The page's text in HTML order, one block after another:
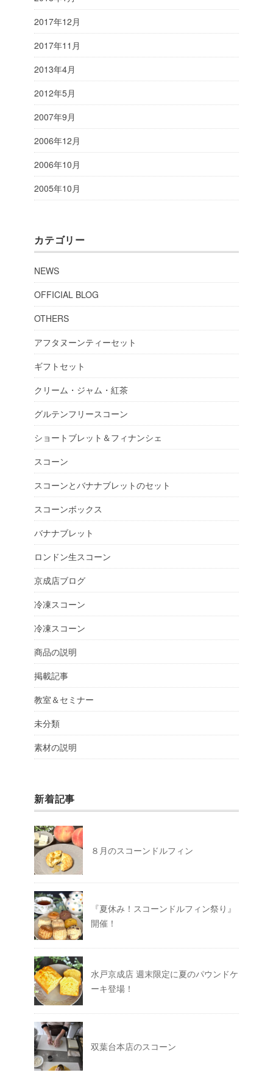
2017年12月
2017年11月
2013年4月
2012年5月
2007年9月
2006年12月
2006年10月
2005年10月
カテゴリー
NEWS
OFFICIAL BLOG
OTHERS
アフタヌーンティーセット
ギフトセット
クリーム・ジャム・紅茶
グルテンフリースコーン
ショートブレット＆フィナンシェ
スコーン
スコーンとバナナブレットのセット
スコーンボックス
バナナブレット
ロンドン生スコーン
京成店ブログ
冷凍スコーン
冷凍スコーン
商品の説明
掲載記事
教室＆セミナー
未分類
素材の説明
新着記事
８月のスコーンドルフィン
『夏休み！スコーンドルフィン祭り』
開催！
水戸京成店 週末限定に夏のパウンドケ
ーキ登場！
双葉台本店のスコーン